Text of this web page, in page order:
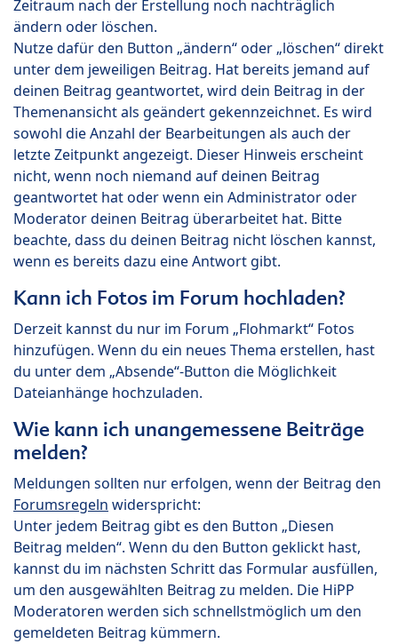
Zeitraum nach der Erstellung noch nachträglich
ändern oder löschen.
Nutze dafür den Button „ändern“ oder „löschen“ direkt
unter dem jeweiligen Beitrag. Hat bereits jemand auf
deinen Beitrag geantwortet, wird dein Beitrag in der
Themenansicht als geändert gekennzeichnet. Es wird
sowohl die Anzahl der Bearbeitungen als auch der
letzte Zeitpunkt angezeigt. Dieser Hinweis erscheint
nicht, wenn noch niemand auf deinen Beitrag
geantwortet hat oder wenn ein Administrator oder
Moderator deinen Beitrag überarbeitet hat. Bitte
beachte, dass du deinen Beitrag nicht löschen kannst,
wenn es bereits dazu eine Antwort gibt.
Kann ich Fotos im Forum hochladen?
Derzeit kannst du nur im Forum „Flohmarkt“ Fotos
hinzufügen. Wenn du ein neues Thema erstellen, hast
du unter dem „Absende“-Button die Möglichkeit
Dateianhänge hochzuladen.
Wie kann ich unangemessene Beiträge
melden?
Meldungen sollten nur erfolgen, wenn der Beitrag den
Forumsregeln widerspricht:
Unter jedem Beitrag gibt es den Button „Diesen
Beitrag melden“. Wenn du den Button geklickt hast,
kannst du im nächsten Schritt das Formular ausfüllen,
um den ausgewählten Beitrag zu melden. Die HiPP
Moderatoren werden sich schnellstmöglich um den
gemeldeten Beitrag kümmern.